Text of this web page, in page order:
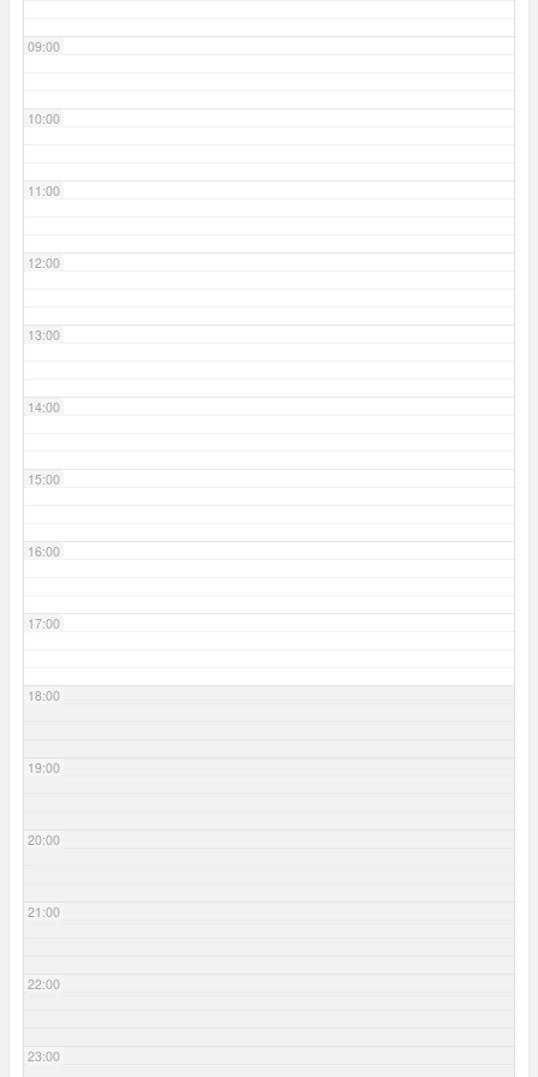
09:00
10:00
11:00
12:00
13:00
14:00
15:00
16:00
17:00
18:00
19:00
20:00
21:00
22:00
23:00